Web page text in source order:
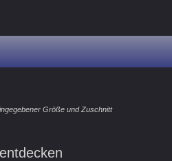
Größe und Zuschnitt